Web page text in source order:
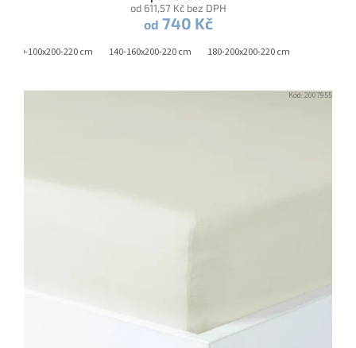
od 611,57 Kč bez DPH
od 740 Kč
90-100x200-220 cm 140-160x200-220 cm 180-200x200-220 cm
Kód:2007955